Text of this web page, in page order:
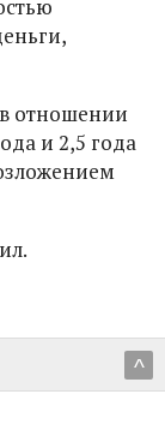
отношении
и 2,5 года
^